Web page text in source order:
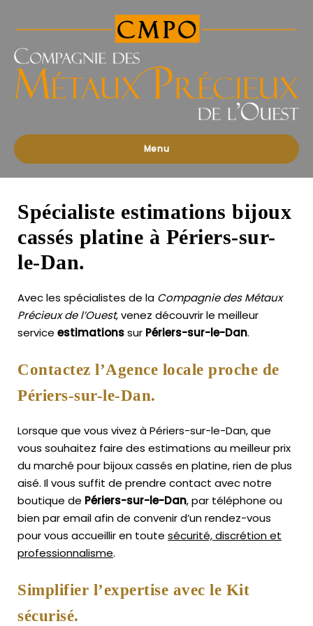
des
Précieux
l'Ouest
Menu
Spécialiste estimations bijoux
cassés platine à Périers-sur-
le-Dan.
Avec les spécialistes de la Compagnie des Métaux
Précieux de l’Ouest, venez découvrir le meilleur
service estimationssur Périers-sur-le-Dan.
Contactez l’Agence locale proche de
Périers-sur-le-Dan.
Lorsque que vous vivez à Périers-sur-le-Dan, que
vous souhaitez faire des estimations au meilleur prix
du marché pour bijoux cassés en platine, rien de plus
aisé. Il vous suffit de prendre contact avec notre
boutique de Périers-sur-le-Dan, par téléphone ou
bien par email afin de convenir d’un rendez-vous
pour vous accueillir en toute sécurité, discrétion et
professionnalisme.
Simplifier l’expertise avec le Kit
sécurisé.